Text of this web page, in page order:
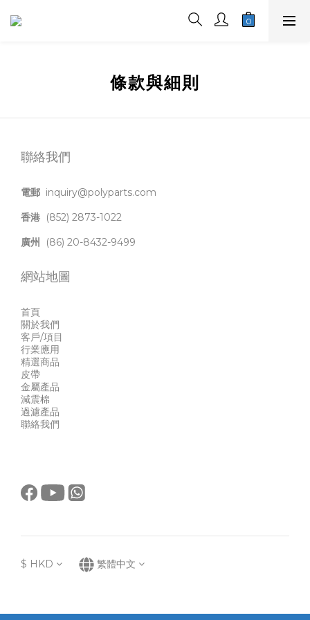
條款與細則
聯絡我們
電郵 inquiry@polyparts.com
香港 (852) 2873-1022
廣州
(86) 20-8432-9499
網站地圖
首頁
關於我們
客戶/項目
行業應用
精選商品
皮帶
金屬產品
減震棉
過濾產品
聯絡我們
$ HKD 繁體中文